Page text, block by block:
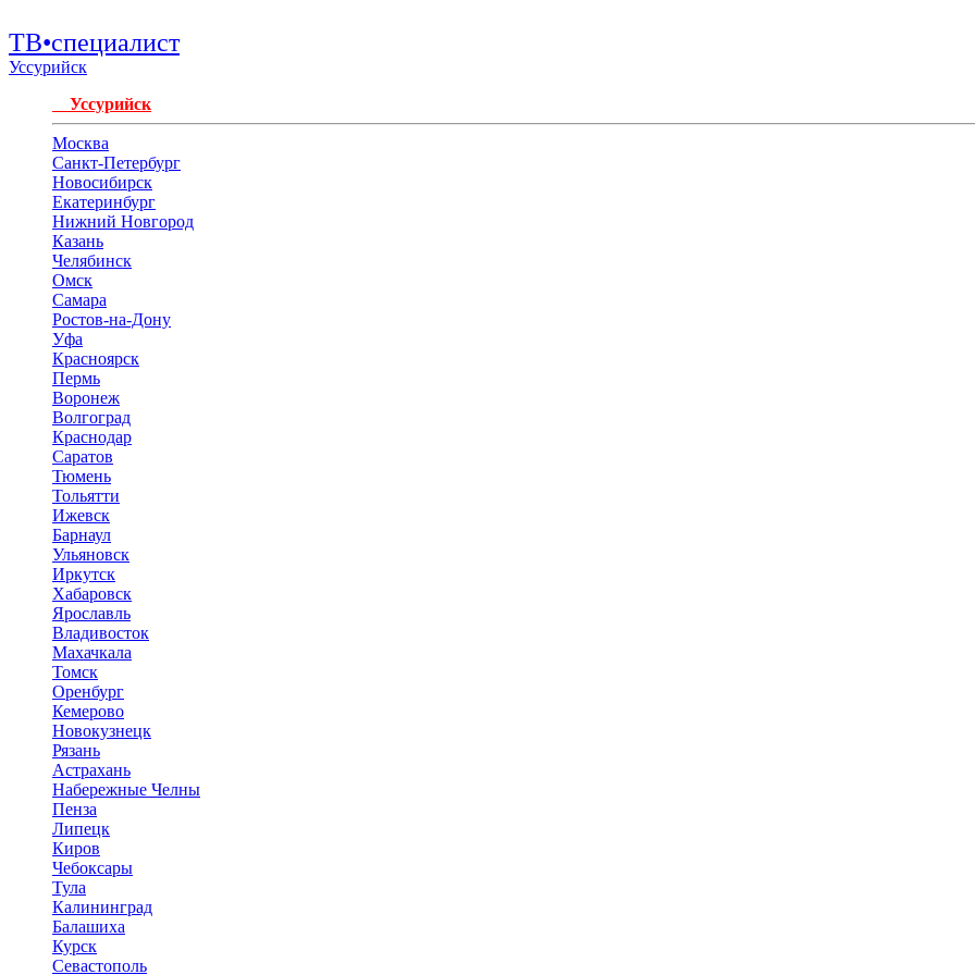
ТВ•специалист
Уссурийск
Уссурийск
Москва
Санкт-Петербург
Новосибирск
Екатеринбург
Нижний Новгород
Казань
Челябинск
Омск
Самара
Ростов-на-Дону
Уфа
Красноярск
Пермь
Воронеж
Волгоград
Краснодар
Саратов
Тюмень
Тольятти
Ижевск
Барнаул
Ульяновск
Иркутск
Хабаровск
Ярославль
Владивосток
Махачкала
Томск
Оренбург
Кемерово
Новокузнецк
Рязань
Астрахань
Набережные Челны
Пенза
Липецк
Киров
Чебоксары
Тула
Калининград
Балашиха
Курск
Севастополь